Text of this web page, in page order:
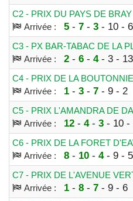
C2 - PRIX DU PAYS DE BRAY
Arrivée :
5- 7- 3- 10 - 6
C3 - PX BAR-TABAC DE LA
Arrivée :
2- 6- 4- 3 - 13
C4 - PRIX DE LA
Arrivée :
1 - 3- 7- 9 - 2
C5 - PRIX L'AMANDRA DE
Arrivée :
12- 4- 3- 10 -
C6 - PRIX DE LA FORET
Arrivée :
8- 10- 4- 9 - 5
C7 - PRIX DE L'AVENUE
Arrivée :
1 - 8- 7- 9 - 6